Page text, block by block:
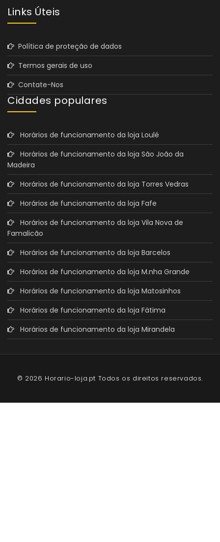
Links Úteis
Política de proteção de dados
Termos gerais de uso
Contate-Nos
Cidades populares
Horários de funcionamento da loja Loulé
Horários de funcionamento da loja São João da
Madeira
Horários de funcionamento da loja Torres Vedras
Horários de funcionamento da loja Fafe
Horários de funcionamento da loja Vila Nova de
Famalicão
Horários de funcionamento da loja Barcelos
Horários de funcionamento da loja M.nha Grande
Horários de funcionamento da loja Matosinhos
Horários de funcionamento da loja Fátima
Horários de funcionamento da loja Mirandela
© 2026 Horario-loja.pt Todos os direitos reservados.